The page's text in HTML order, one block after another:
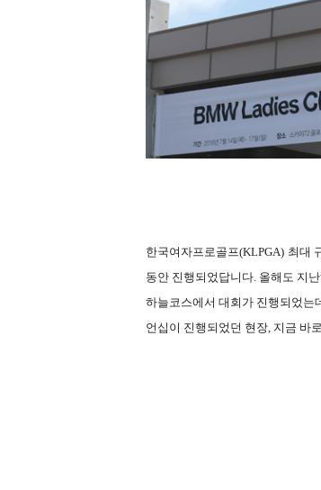
한국여자프로골프(KLPGA) 최대
동안 진행되었답니다. 올해도 지
하늘코스에서 대회가 진행되었는
언십이 진행되었던 현장, 지금 바